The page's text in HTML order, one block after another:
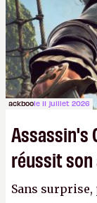
ackboole 11 juillet 2026
Assassin's
réussit son
Sans surprise,